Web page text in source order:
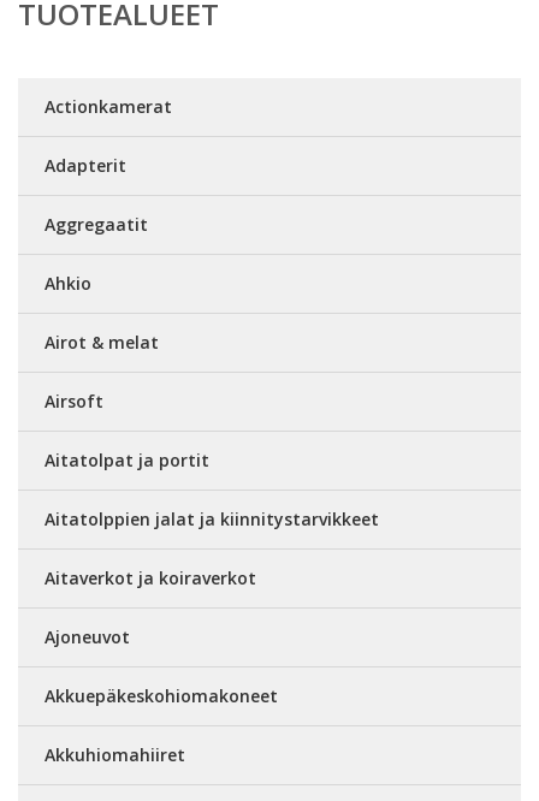
TUOTEALUEET
Actionkamerat
Adapterit
Aggregaatit
Ahkio
Airot & melat
Airsoft
Aitatolpat ja portit
Aitatolppien jalat ja kiinnitystarvikkeet
Aitaverkot ja koiraverkot
Ajoneuvot
Akkuepäkeskohiomakoneet
Akkuhiomahiiret